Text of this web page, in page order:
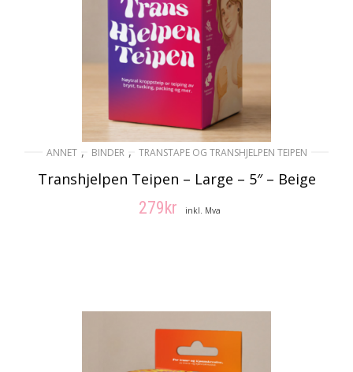
ANNET , BINDER , TRANSTAPE OG TRANSHJELPEN TEIPEN
Transhjelpen Teipen – Large – 5″ – Beige
279kr inkl. Mva